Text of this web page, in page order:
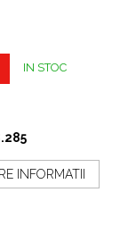
IN STOC
INFORMATII